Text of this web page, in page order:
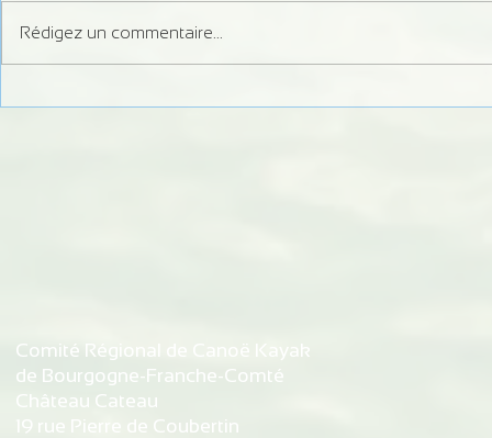
Rédigez un commentaire...
Comité Régional de Canoë Kayak
de Bourgogne-Franche-Comté
Château Cateau
19 rue Pierre de Coubertin